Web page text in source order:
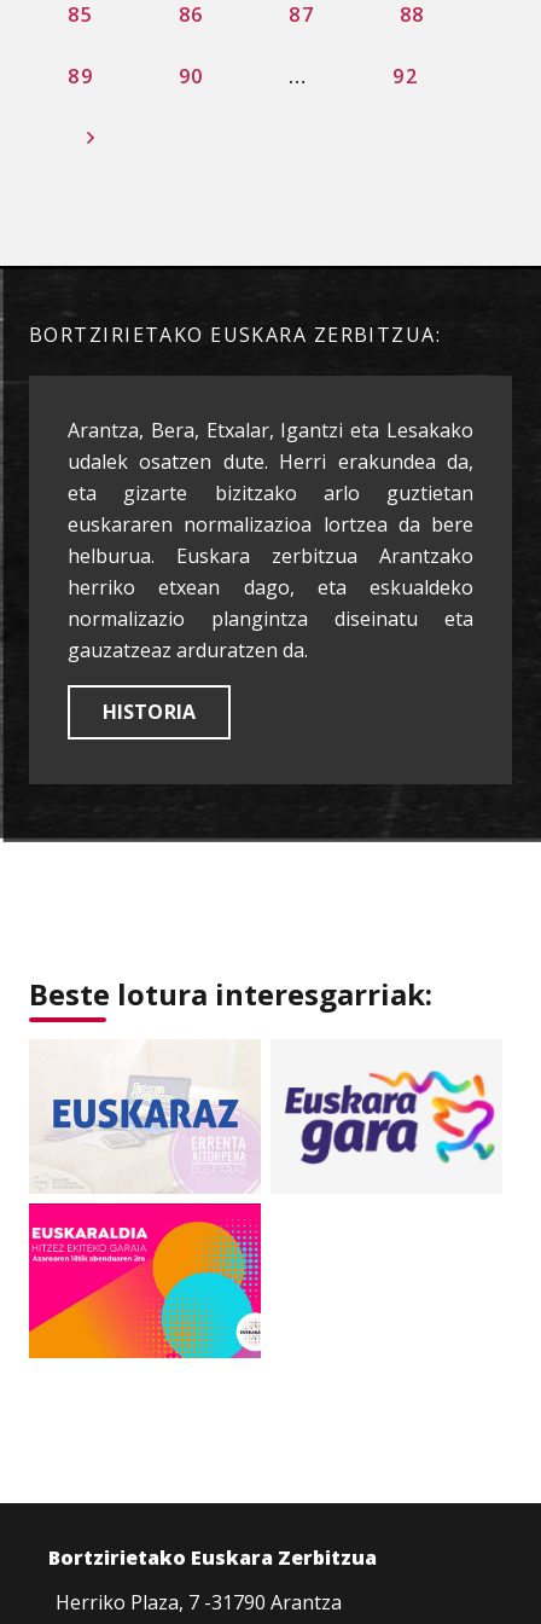
85 86 87 88
89 90 … 92
BORTZIRIETAKO EUSKARA ZERBITZUA:
Arantza, Bera, Etxalar, Igantzi eta Lesakako
udalek osatzen dute. Herri erakundea da,
eta gizarte bizitzako arlo guztietan
euskararen normalizazioa lortzea da bere
helburua. Euskara zerbitzua Arantzako
herriko etxean dago, eta eskualdeko
normalizazio plangintza diseinatu eta
gauzatzeaz arduratzen da.
HISTORIA
Beste lotura interesgarriak:
Bortzirietako Euskara Zerbitzua
Herriko Plaza, 7 -31790 Arantza